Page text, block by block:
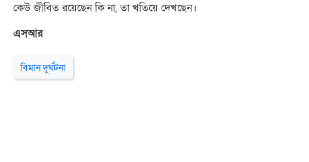
কেউ জীবিত রয়েছেন কি না, তা খতিয়ে দেখছেন।
এসআর
বিমান দুর্ঘটনা